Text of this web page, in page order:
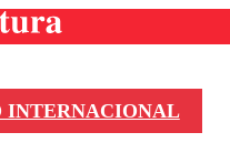
INTERNACIONAL